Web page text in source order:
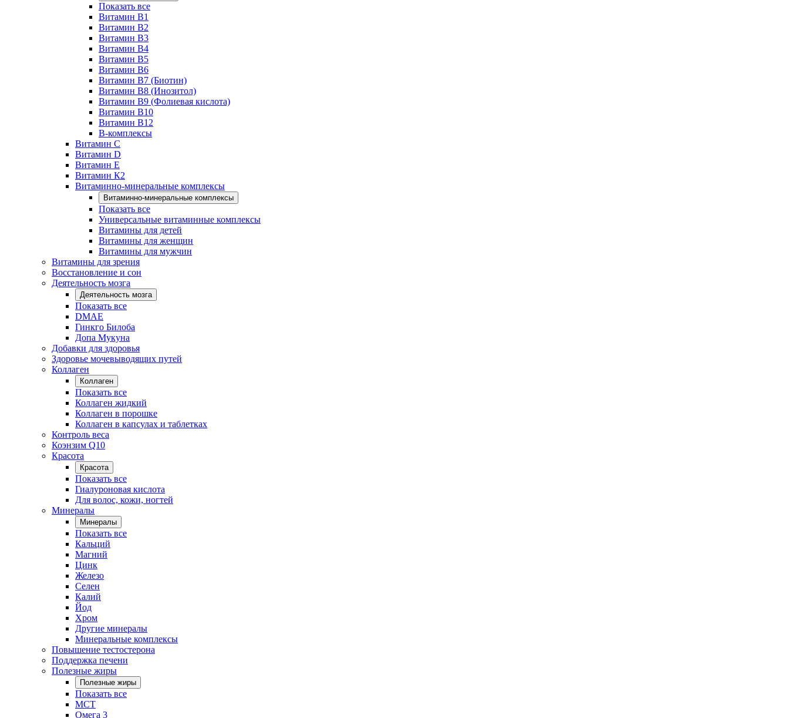
Показать все
Витамин B1
Витамин B2
Витамин B3
Витамин B4
Витамин B5
Витамин B6
Витамин B7 (Биотин)
Витамин B8 (Инозитол)
Витамин B9 (Фолиевая кислота)
Витамин B10
Витамин B12
B-комплексы
Витамин C
Витамин D
Витамин E
Витамин К2
Витаминно-минеральные комплексы
Витаминно-минеральные комплексы
Показать все
Универсальные витаминные комплексы
Витамины для детей
Витамины для женщин
Витамины для мужчин
Витамины для зрения
Восстановление и сон
Деятельность мозга
Деятельность мозга
Показать все
DMAE
Гинкго Билоба
Допа Мукуна
Добавки для здоровья
Здоровье мочевыводящих путей
Коллаген
Коллаген
Показать все
Коллаген жидкий
Коллаген в порошке
Коллаген в капсулах и таблетках
Контроль веса
Коэнзим Q10
Красота
Красота
Показать все
Гиалуроновая кислота
Для волос, кожи, ногтей
Минералы
Минералы
Показать все
Кальций
Магний
Цинк
Железо
Селен
Калий
Йод
Хром
Другие минералы
Минеральные комплексы
Повышение тестостерона
Поддержка печени
Полезные жиры
Полезные жиры
Показать все
MCT
Омега 3